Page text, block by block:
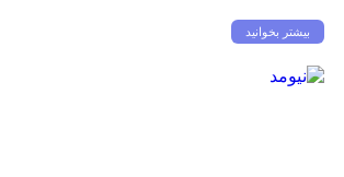
بیشتر بخوانید
شروع ناامیدکننده لخ پوزنان و صیادمنشو در اکستراکلاسا